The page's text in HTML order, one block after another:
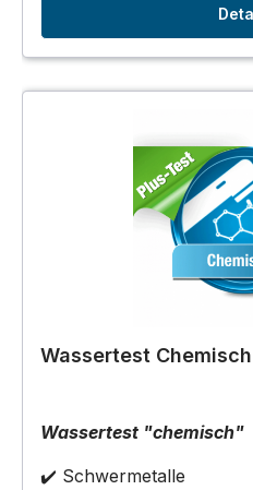
Wassertest Chemisch
Wassertest "chemisch"
✔️ Schwermetalle